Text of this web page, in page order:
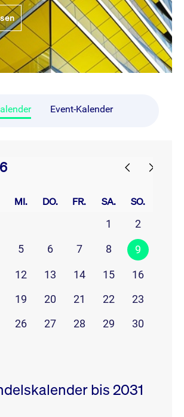
Event-Kalender
MI. DO. FR. SA. SO.
1
2
5 6 7 8 9
12 13 14 15
16
19 20 21 22
23
26 27 28 29
30
bis 2031